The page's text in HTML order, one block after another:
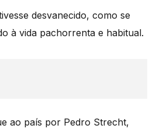
desvanecido, como se
à vida pachorrenta e habitual.
ao país por Pedro Strecht,